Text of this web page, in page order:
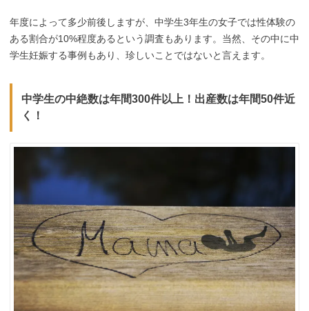
年度によって多少前後しますが、中学生3年生の女子では性体験の
ある割合が10%程度あるという調査もあります。当然、その中に中
学生妊娠する事例もあり、珍しいことではないと言えます。
中学生の中絶数は年間300件以上！出産数は年間50件近
く！